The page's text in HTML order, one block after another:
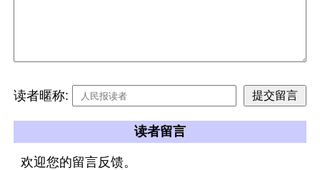
读者暱称:
读者留言
欢迎您的留言反馈。